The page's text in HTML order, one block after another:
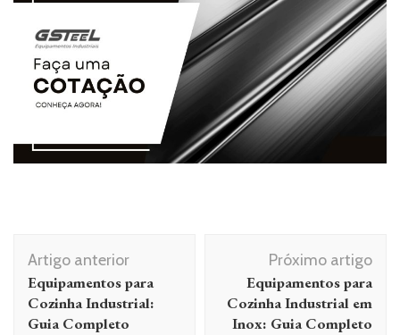
Navegação de post
Artigo anterior
Equipamentos para
Cozinha Industrial:
Guia Completo
Próximo artigo
Equipamentos para
Cozinha Industrial em
Inox: Guia Completo